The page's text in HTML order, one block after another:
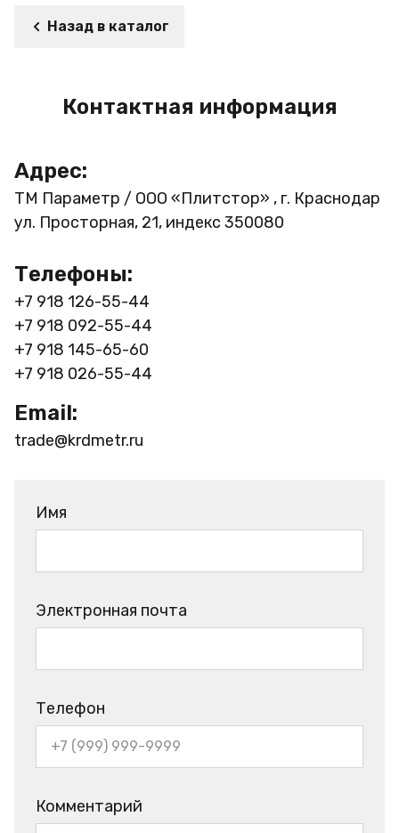
Назад в каталог
Контактная информация
Адрес:
ТМ Параметр / ООО «Плитстор» , г. Краснодар
ул. Просторная, 21, индекс 350080
Телефоны:
+7 918 126-55-44
+7 918 092-55-44
+7 918 145-65-60
+7 918 026-55-44
Email:
trade@krdmetr.ru
Имя
Электронная почта
Телефон
Комментарий